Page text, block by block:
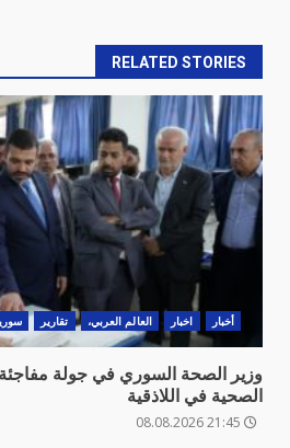
RELATED STORIES
أخبار اخبار العالم العربي، تقارير
وزير الصحة السوري في جولة
الصحية في اللاذقية